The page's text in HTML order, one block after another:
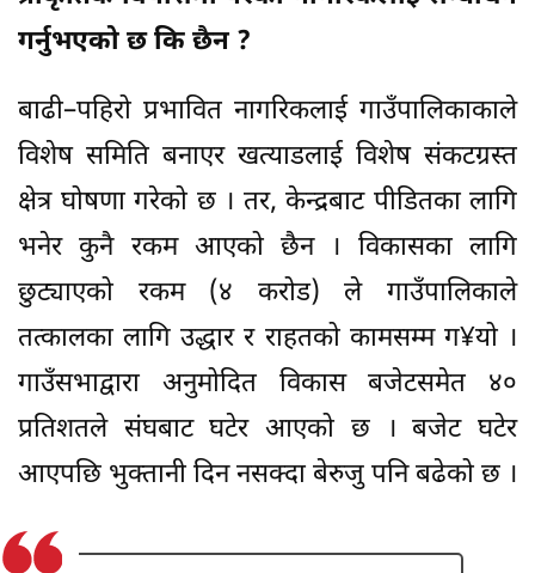
गर्नुभएको छ कि छैन ?
बाढी–पहिरो प्रभावित नागरिकलाई गाउँपालिकाकाले
विशेष समिति बनाएर खत्याडलाई विशेष संकटग्रस्त
क्षेत्र घोषणा गरेको छ । तर, केन्द्रबाट पीडितका लागि
भनेर कुनै रकम आएको छैन । विकासका लागि
छुट्याएको रकम (४ करोड) ले गाउँपालिकाले
तत्कालका लागि उद्धार र राहतको कामसम्म ग¥यो ।
गाउँसभाद्वारा अनुमोदित विकास बजेटसमेत ४०
प्रतिशतले संघबाट घटेर आएको छ । बजेट घटेर
आएपछि भुक्तानी दिन नसक्दा बेरुजु पनि बढेको छ ।